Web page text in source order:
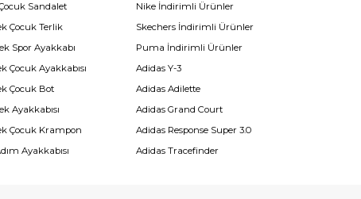
Sandalet
Çocuk Terlik
Spor Ayakkabı
Çocuk Ayakkabısı
Çocuk Bot
Ayakkabısı
Çocuk Krampon
Ayakkabısı
Nike İndirimli Ürünler
Skechers İndirimli Ürünler
Puma İndirimli Ürünler
Adidas Y-3
Adidas Adilette
Adidas Grand Court
Adidas Response Super 3.0
Adidas Tracefinder